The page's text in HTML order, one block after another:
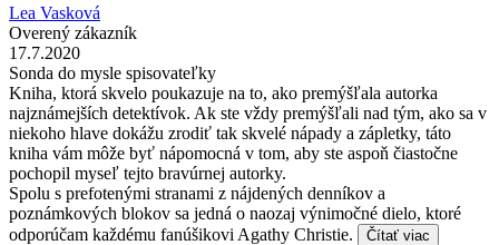
Lea Vasková
Overený zákazník
17.7.2020
Sonda do mysle spisovateľky
Kniha, ktorá skvelo poukazuje na to, ako premýšľala autorka
najznámejších detektívok. Ak ste vždy premýšľali nad tým, ako sa v
niekoho hlave dokážu zrodiť tak skvelé nápady a zápletky, táto
kniha vám môže byť nápomocná v tom, aby ste aspoň čiastočne
pochopil myseľ tejto bravúrnej autorky.
Spolu s prefotenými stranami z nájdených denníkov a
poznámkových blokov sa jedná o naozaj výnimočné dielo, ktoré
odporúčam každému fanúšikovi Agathy Christie.
Čítať viac